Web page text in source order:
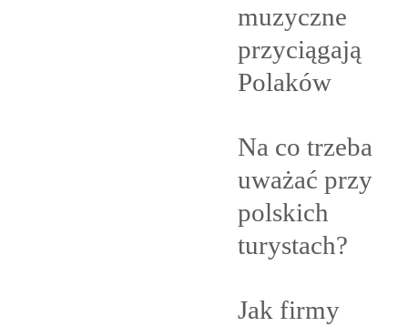
muzyczne
przyciągają
Polaków
Na co trzeba
uważać przy
polskich
turystach?
Jak firmy